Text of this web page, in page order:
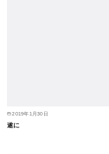
2019年1月30日
遂に